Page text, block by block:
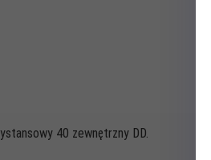
40 zewnętrzny DD.